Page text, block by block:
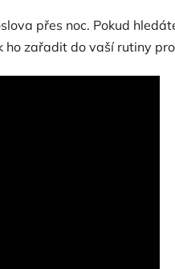
přes noc. Pokud
ho zařadit do vaší rutiny